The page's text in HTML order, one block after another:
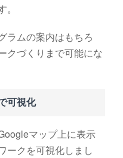
ラムの案内はもちろ
クづくりまで可能にな
可視化
マップ上に表示
ークを可視化しまし